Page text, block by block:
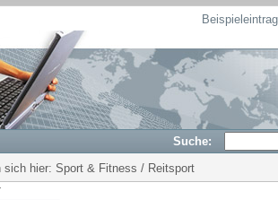
Suche:
sich hier: Sport & Fitness / Reitsport